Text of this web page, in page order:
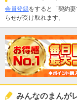
会員登録をすると「契約
らせが受け取れます。
みんなのまんが